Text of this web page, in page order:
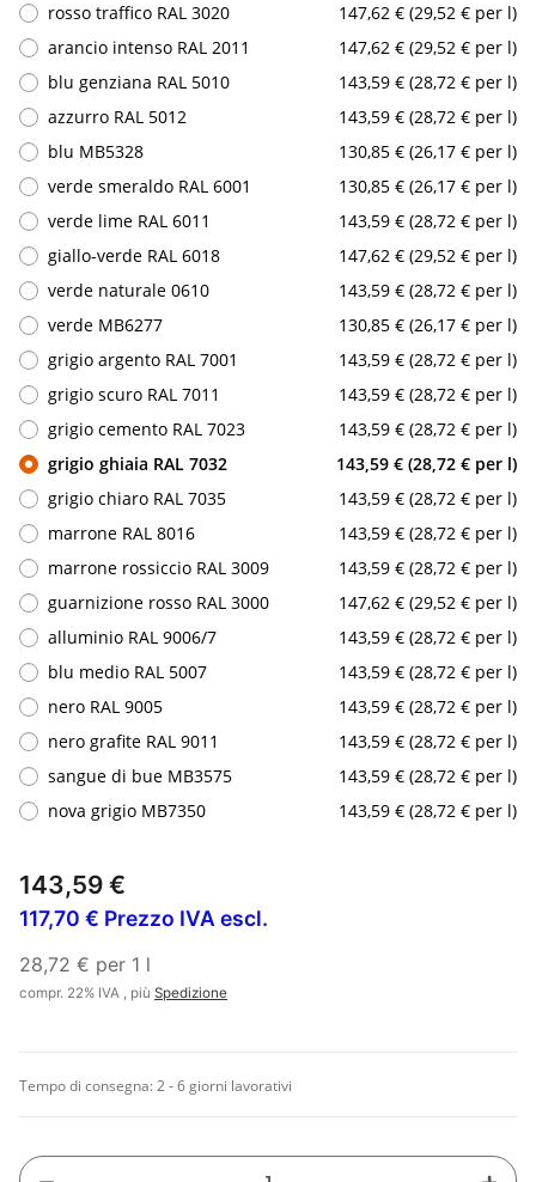
rosso traffico RAL 3020
147,62 € (29,52 € per l)
arancio intenso RAL 2011
147,62 € (29,52 € per l)
blu genziana RAL 5010
143,59 € (28,72 € per l)
azzurro RAL 5012
143,59 € (28,72 € per l)
blu MB5328
130,85 € (26,17 € per l)
verde smeraldo RAL 6001
130,85 € (26,17 € per l)
verde lime RAL 6011
143,59 € (28,72 € per l)
giallo-verde RAL 6018
147,62 € (29,52 € per l)
verde naturale 0610
143,59 € (28,72 € per l)
verde MB6277
130,85 € (26,17 € per l)
grigio argento RAL 7001
143,59 € (28,72 € per l)
grigio scuro RAL 7011
143,59 € (28,72 € per l)
grigio cemento RAL 7023
143,59 € (28,72 € per l)
grigio ghiaia RAL 7032
143,59 € (28,72 € per l)
grigio chiaro RAL 7035
143,59 € (28,72 € per l)
marrone RAL 8016
143,59 € (28,72 € per l)
marrone rossiccio RAL 3009
143,59 € (28,72 € per l)
guarnizione rosso RAL 3000
147,62 € (29,52 € per l)
alluminio RAL 9006/7
143,59 € (28,72 € per l)
blu medio RAL 5007
143,59 € (28,72 € per l)
nero RAL 9005
143,59 € (28,72 € per l)
nero grafite RAL 9011
143,59 € (28,72 € per l)
sangue di bue MB3575
143,59 € (28,72 € per l)
nova grigio MB7350
143,59 € (28,72 € per l)
143,59 €
117,70 € Prezzo IVA escl.
28,72 € per 1 l
compr. 22% IVA , più Spedizione
Tempo di consegna:2 - 6 giorni lavorativi